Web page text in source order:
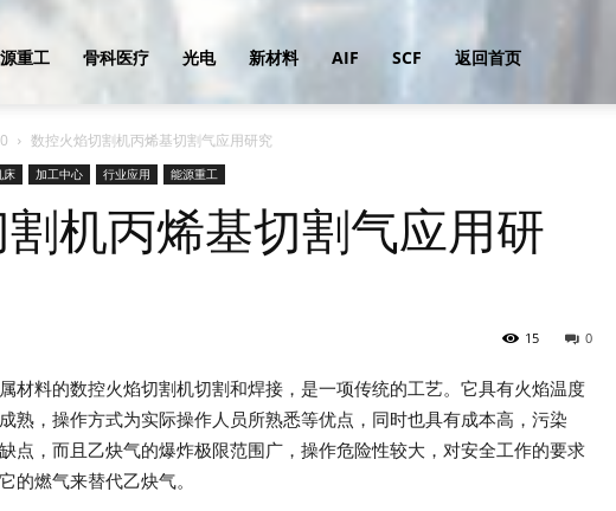
知
重工 骨科医疗 光电 新材料 AIF SCF 返回首页
数控火焰切割机丙烯基切割气应用研究
床 加工中心 行业应用 能源重工
机丙烯基切割气应用研
0
15
材料的数控火焰切割机切割和焊接，是一项传统的工艺。它具有火焰温度
熟，操作方式为实际操作人员所熟悉等优点，同时也具有成本高，污染
点，而且乙炔气的爆炸极限范围广，操作危险性较大，对安全工作的要求
的燃气来替代乙炔气。